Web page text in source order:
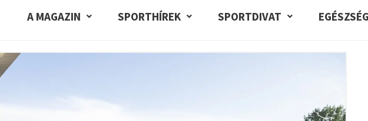
A MAGAZIN SPORTHÍREK SPORTDIVAT EGÉSZSÉG